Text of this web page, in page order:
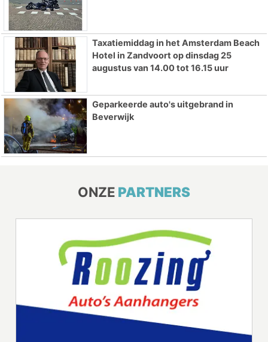
Taxatiemiddag in het Amsterdam Beach
Hotel in Zandvoort op dinsdag 25
augustus van 14.00 tot 16.15 uur
Geparkeerde auto's uitgebrand in
Beverwijk
ONZE PARTNERS